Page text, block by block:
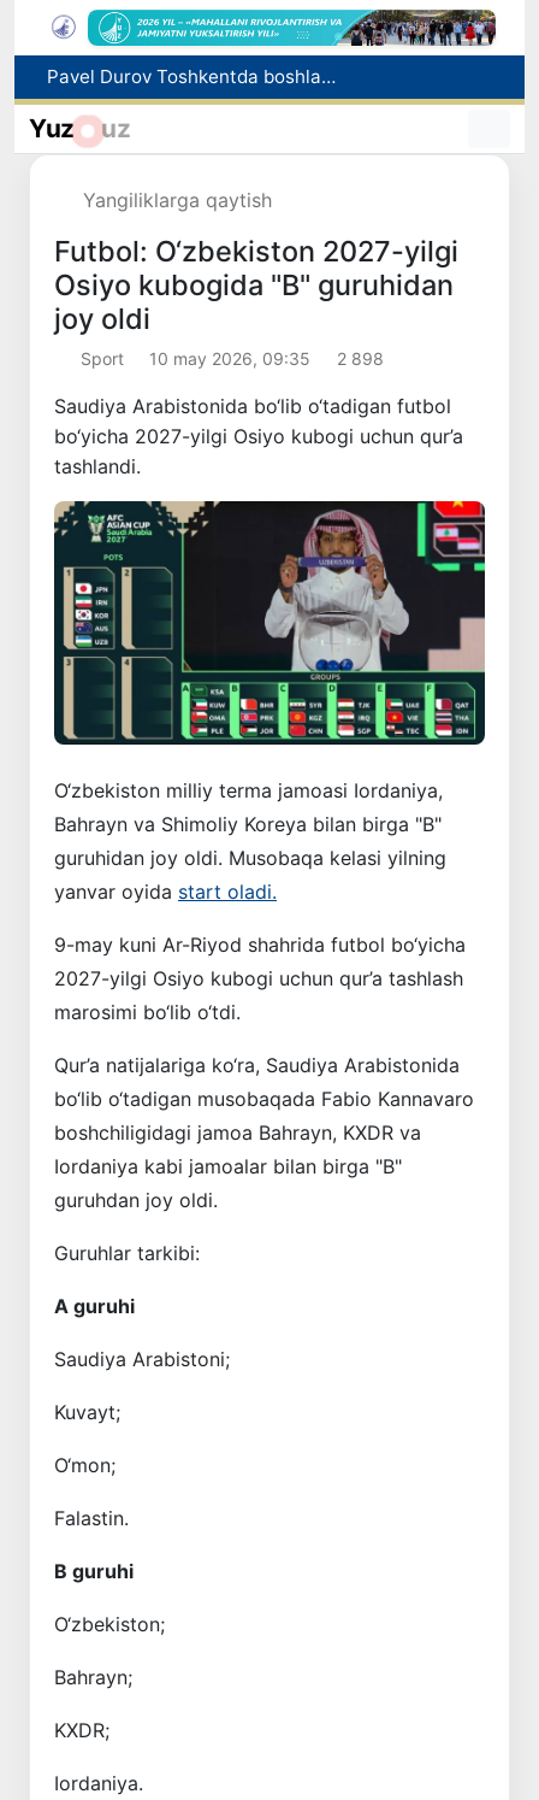
«Yangi O‘zbekiston bunyodkorlari» tanlovi g‘oliblari taqdirlandi
Oltoy kompaniyasi O‘zbekistonda fitoterapevtik mahsulotlar ishlab chiqarishni rejalashtirmoqda
Yuz uz
Yangiliklarga qaytish
Futbol: O‘zbekiston 2027-yilgi
Osiyo kubogida "B" guruhidan
joy oldi
Sport 10 may 2026, 09:35 2 898
Saudiya Arabistonida bo‘lib o‘tadigan futbol
bo‘yicha 2027-yilgi Osiyo kubogi uchun qur’a
tashlandi.
O‘zbekiston milliy terma jamoasi Iordaniya,
Bahrayn va Shimoliy Koreya bilan birga "B"
guruhidan joy oldi. Musobaqa kelasi yilning
yanvar oyida start oladi.
9-may kuni Ar-Riyod shahrida futbol bo‘yicha
2027-yilgi Osiyo kubogi uchun qur’a tashlash
marosimi bo‘lib o‘tdi.
Qur’a natijalariga ko‘ra, Saudiya Arabistonida
bo‘lib o‘tadigan musobaqada Fabio Kannavaro
boshchiligidagi jamoa Bahrayn, KXDR va
Iordaniya kabi jamoalar bilan birga "B"
guruhdan joy oldi.
Guruhlar tarkibi:
A guruhi
Saudiya Arabistoni;
Kuvayt;
O‘mon;
Falastin.
B guruhi
O‘zbekiston;
Bahrayn;
KXDR;
Iordaniya.